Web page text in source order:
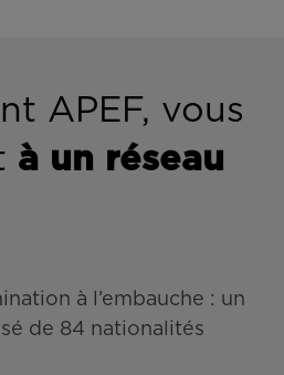
APEF, vous
à un réseau
à l’embauche : un
de 84 nationalités